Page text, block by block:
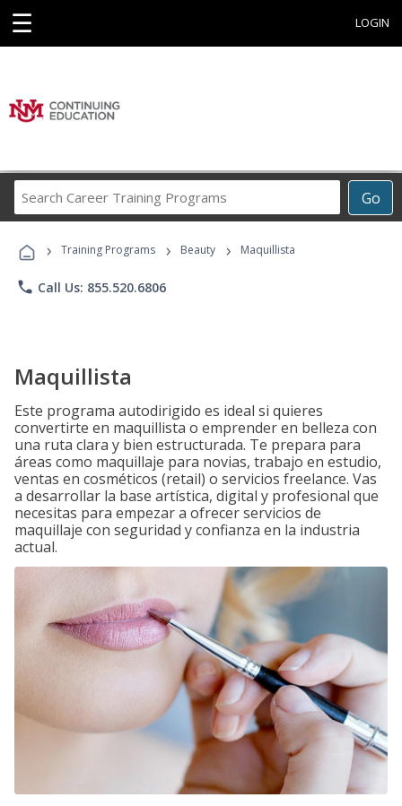
☰ LOGIN
Go
Career
Programs
› Training Programs › Beauty › Maquillista
phone Call Us: 855.520.6806
Maquillista
Este programa autodirigido es ideal si quieres
convertirte en maquillista o emprender en belleza con
una ruta clara y bien estructurada. Te prepara para
áreas como maquillaje para novias, trabajo en estudio,
ventas en cosméticos (retail) o servicios freelance. Vas
a desarrollar la base artística, digital y profesional que
necesitas para empezar a ofrecer servicios de
maquillaje con seguridad y confianza en la industria
actual.